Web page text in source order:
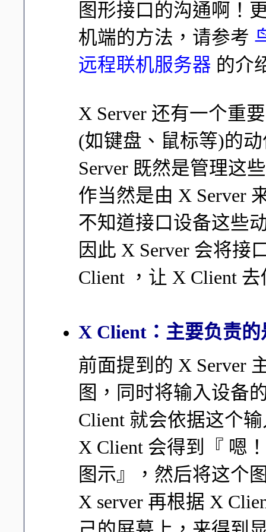
图形接口的沟通啊！
机端的方法，请参考
远程联机服务器 的介
X Server 还有一个重
(如键盘、鼠标等)的
Server 既然是管理这
作当然是由 X Server
不知道接口设备这些
因此 X Server 会将接
Client ，让 X Client
X Client：主要负责
前面提到的 X Server
图，同时将输入设备
Client 就会依据这个
X Client 会得到『 嗯
图示』，然后将这个
X server 再根据 X